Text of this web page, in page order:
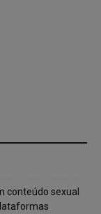
conteúdo sexual